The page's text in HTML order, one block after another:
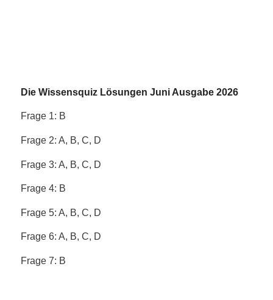
Die Wissensquiz Lösungen Juni Ausgabe 2026
Frage 1: B
Frage 2: A, B, C, D
Frage 3: A, B, C, D
Frage 4: B
Frage 5: A, B, C, D
Frage 6: A, B, C, D
Frage 7: B